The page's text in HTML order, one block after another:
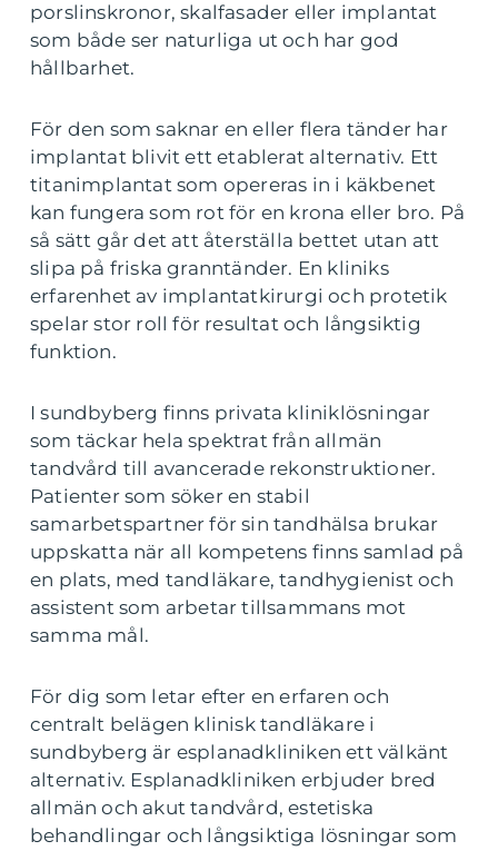
porslinskronor, skalfasader eller implantat
som både ser naturliga ut och har god
hållbarhet.
För den som saknar en eller flera tänder har
implantat blivit ett etablerat alternativ. Ett
titanimplantat som opereras in i käkbenet
kan fungera som rot för en krona eller bro. På
så sätt går det att återställa bettet utan att
slipa på friska granntänder. En kliniks
erfarenhet av implantatkirurgi och protetik
spelar stor roll för resultat och långsiktig
funktion.
I sundbyberg finns privata kliniklösningar
som täckar hela spektrat från allmän
tandvård till avancerade rekonstruktioner.
Patienter som söker en stabil
samarbetspartner för sin tandhälsa brukar
uppskatta när all kompetens finns samlad på
en plats, med tandläkare, tandhygienist och
assistent som arbetar tillsammans mot
samma mål.
För dig som letar efter en erfaren och
centralt belägen klinisk tandläkare i
sundbyberg är esplanadkliniken ett välkänt
alternativ. Esplanadkliniken erbjuder bred
allmän och akut tandvård, estetiska
behandlingar och långsiktiga lösningar som